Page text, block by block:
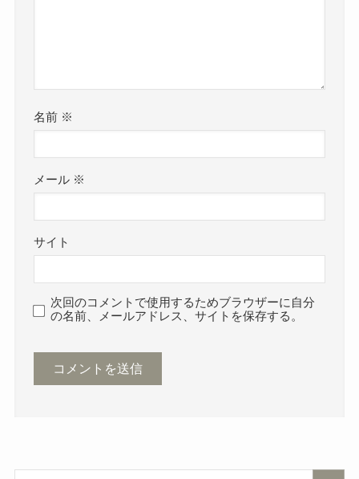
名前 ※
メール ※
サイト
次回のコメントで使用するためブラウザーに自分
の名前、メールアドレス、サイトを保存する。